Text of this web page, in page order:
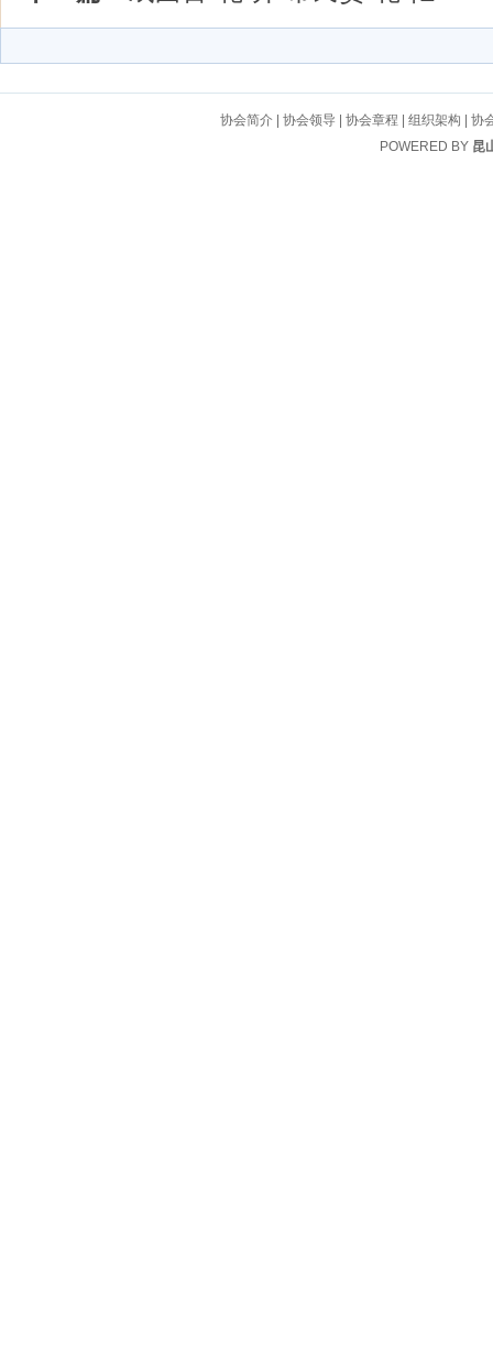
协会简介 |协会领导 |协会章程 |组织架构 |协
POWERED BY 昆